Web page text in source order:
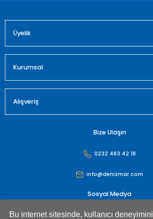
Bu internet sitesinde, kullanıcı deneyimini
Üyelik
Kurumsal
Alışveriş
Bize Ulaşın
0232 483 42 18
info@denizmar.com
Sosyal Medya